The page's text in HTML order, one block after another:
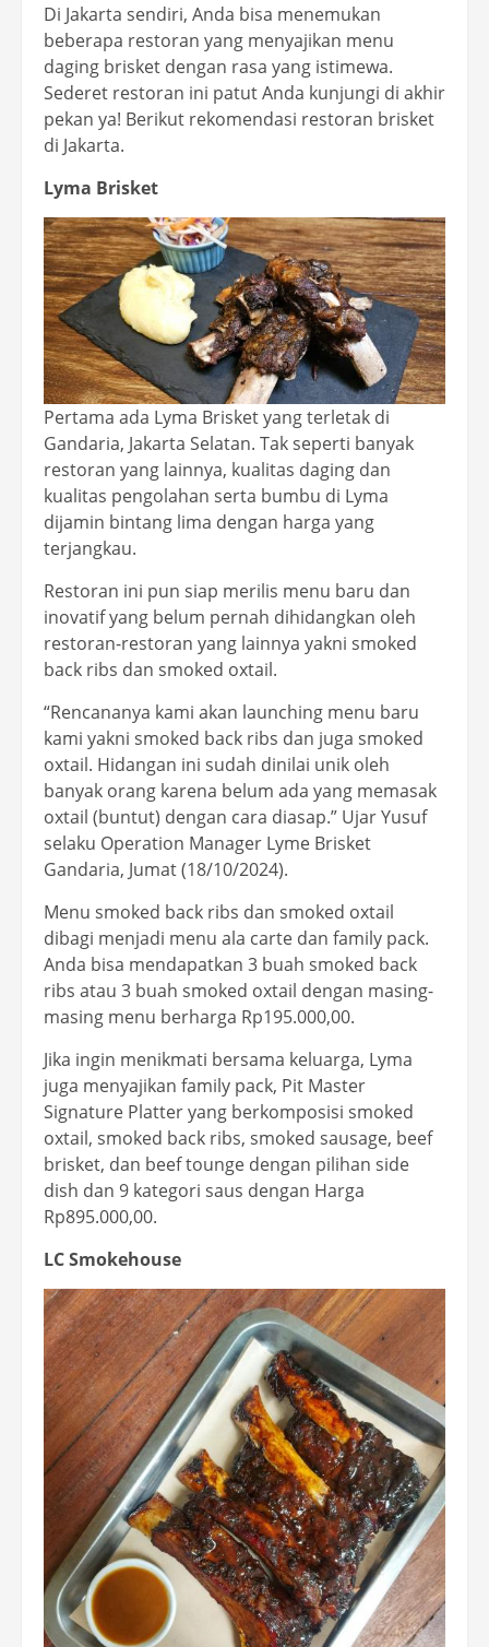
Di Jakarta sendiri, Anda bisa menemukan
beberapa restoran yang menyajikan menu
daging brisket dengan rasa yang istimewa.
Sederet restoran ini patut Anda kunjungi di akhir
pekan ya! Berikut rekomendasi restoran brisket
di Jakarta.
Lyma Brisket
Pertama ada Lyma Brisket yang terletak di
Gandaria, Jakarta Selatan. Tak seperti banyak
restoran yang lainnya, kualitas daging dan
kualitas pengolahan serta bumbu di Lyma
dijamin bintang lima dengan harga yang
terjangkau.
Restoran ini pun siap merilis menu baru dan
inovatif yang belum pernah dihidangkan oleh
restoran-restoran yang lainnya yakni smoked
back ribs dan smoked oxtail.
“Rencananya kami akan launching menu baru
kami yakni smoked back ribs dan juga smoked
oxtail. Hidangan ini sudah dinilai unik oleh
banyak orang karena belum ada yang memasak
oxtail (buntut) dengan cara diasap.” Ujar Yusuf
selaku Operation Manager Lyme Brisket
Gandaria, Jumat (18/10/2024).
Menu smoked back ribs dan smoked oxtail
dibagi menjadi menu ala carte dan family pack.
Anda bisa mendapatkan 3 buah smoked back
ribs atau 3 buah smoked oxtail dengan masing-
masing menu berharga Rp195.000,00.
Jika ingin menikmati bersama keluarga, Lyma
juga menyajikan family pack, Pit Master
Signature Platter yang berkomposisi smoked
oxtail, smoked back ribs, smoked sausage, beef
brisket, dan beef tounge dengan pilihan side
dish dan 9 kategori saus dengan Harga
Rp895.000,00.
LC Smokehouse